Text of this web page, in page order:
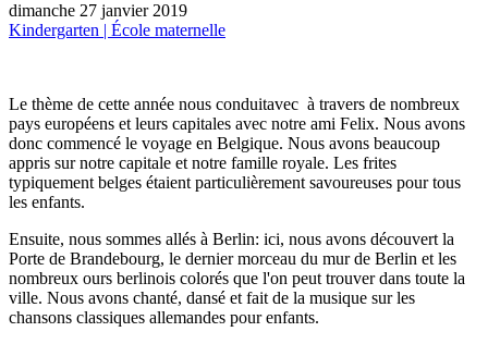
dimanche 27 janvier 2019
Kindergarten | École maternelle
Le thème de cette année nous conduitavec à travers de nombreux
pays européens et leurs capitales avec notre ami Felix. Nous avons
donc commencé le voyage en Belgique. Nous avons beaucoup
appris sur notre capitale et notre famille royale. Les frites
typiquement belges étaient particulièrement savoureuses pour tous
les enfants.
Ensuite, nous sommes allés à Berlin: ici, nous avons découvert la
Porte de Brandebourg, le dernier morceau du mur de Berlin et les
nombreux ours berlinois colorés que l'on peut trouver dans toute la
ville. Nous avons chanté, dansé et fait de la musique sur les
chansons classiques allemandes pour enfants.